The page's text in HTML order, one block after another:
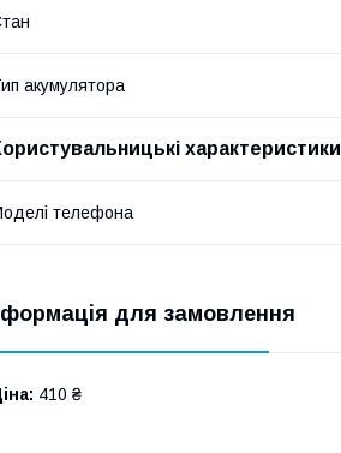
акумулятора
характеристики
телефона
для замовлення
410 ₴